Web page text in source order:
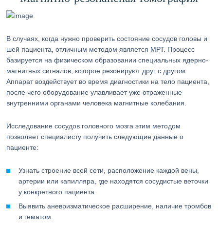
В случаях, когда нужно проверить состояние сосудов головы и
шей пациента, отличным методом является МРТ. Процесс
базируется на физическом образовании специальных ядерно-
магнитных сигналов, которое резонируют друг с другом.
Аппарат воздействует во время диагностики на тело пациента,
после чего оборудование улавливает уже отраженные
внутренними органами человека магнитные колебания.
Исследование сосудов головного мозга этим методом
позволяет специалисту получить следующие данные о
пациенте:
Узнать строение всей сети, расположение каждой вены,
артерии или капилляра, где находятся сосудистые веточки
у конкретного пациента.
Выявить аневризматическое расширение, наличие тромбов
и гематом.